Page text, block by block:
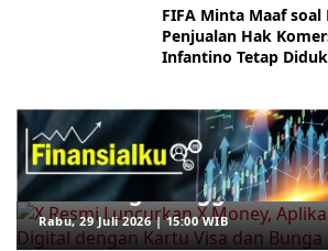
FIFA Minta Maaf soal
Penjualan Hak
Infantino Tetap
X Resmi Luncurkan X
Keuangan Digital dengan
dan Bunga hingga 6
Rabu, 29 Juli 2026 | 15:00 WIB